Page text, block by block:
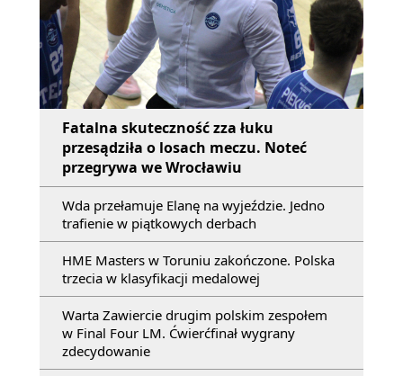
Fatalna skuteczność zza łuku
przesądziła o losach meczu. Noteć
przegrywa we Wrocławiu
Wda przełamuje Elanę na wyjeździe. Jedno
trafienie w piątkowych derbach
HME Masters w Toruniu zakończone. Polska
trzecia w klasyfikacji medalowej
Warta Zawiercie drugim polskim zespołem
w Final Four LM. Ćwierćfinał wygrany
zdecydowanie